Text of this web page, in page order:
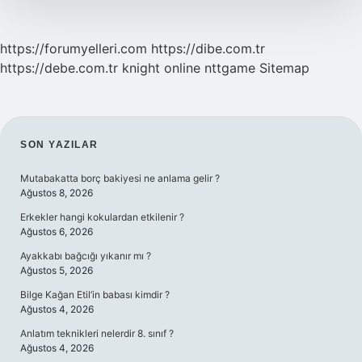
https://forumyelleri.com https://dibe.com.tr
https://debe.com.tr knight online nttgame Sitemap
SIDEBAR
SON YAZILAR
Mutabakatta borç bakiyesi ne anlama gelir ?
Ağustos 8, 2026
Erkekler hangi kokulardan etkilenir ?
Ağustos 6, 2026
Ayakkabı bağcığı yıkanır mı ?
Ağustos 5, 2026
Bilge Kağan Etil’in babası kimdir ?
Ağustos 4, 2026
Anlatım teknikleri nelerdir 8. sınıf ?
Ağustos 4, 2026